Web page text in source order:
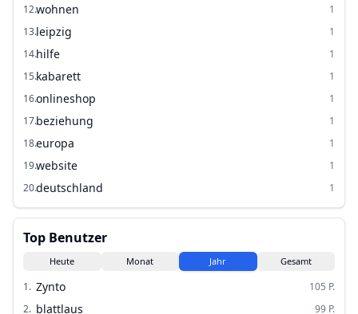
12.wohnen
1
13.leipzig
1
14.hilfe
1
15.kabarett
1
16.onlineshop
1
17.beziehung
1
18.europa
1
19.website
1
20.deutschland 1
Top Benutzer
Heute Monat Jahr Gesamt
1. Zynto 105 P.
2. blattlaus 99 P.